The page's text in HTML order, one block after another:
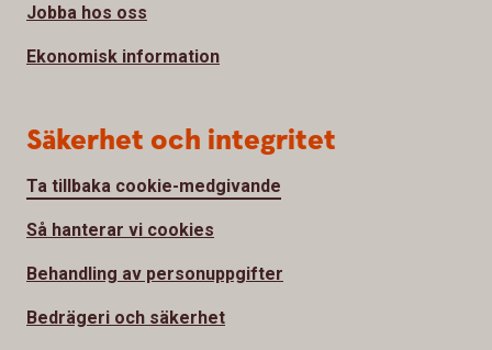
Jobba hos oss
Ekonomisk information
Säkerhet och integritet
Ta tillbaka cookie-medgivande
Så hanterar vi cookies
Behandling av personuppgifter
Bedrägeri och säkerhet